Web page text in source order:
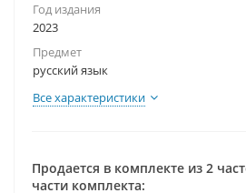
Год издания
2023
Предмет
русский язык
Все характеристики
Продается в комплекте из 2
части комплекта: